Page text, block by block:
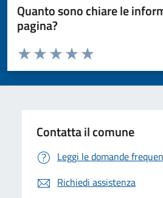
Quanto sono chiare le
pagina?
Valuta da 1 a 5 stelle la pagina
Valuta 5 stelle su 5
Valuta 4 stelle su 5
Valuta 3 stelle su 5
Valuta 2 stelle su 5
Valuta 1 stelle su 5
Contatta il comune
Leggi le domande
Richiedi assistenza